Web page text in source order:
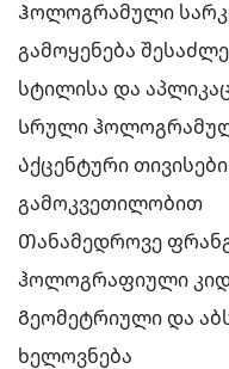
Ჰოლოგრამული
გამოყენება
სტილისა და
Სრული
Აქცენტური
გამოკვეთილობით
Თანამედროვე
ჰოლოგრაფიული
Გეომეტრიული და
ხელოვნება